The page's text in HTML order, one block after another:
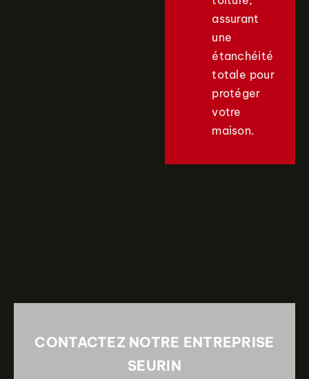
assurant
une
étanchéité
totale pour
protéger
votre
maison.
CONTACTEZ NOTRE ENTREPRISE
SEURIN